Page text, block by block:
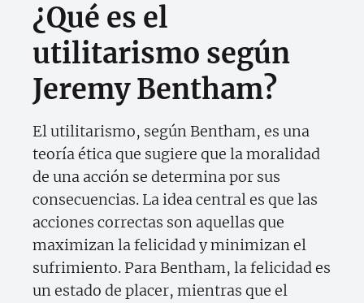
¿Qué es el
utilitarismo según
Jeremy Bentham?
El utilitarismo, según Bentham, es una
teoría ética que sugiere que la moralidad
de una acción se determina por sus
consecuencias. La idea central es que las
acciones correctas son aquellas que
maximizan la felicidad y minimizan el
sufrimiento. Para Bentham, la felicidad es
un estado de placer, mientras que el